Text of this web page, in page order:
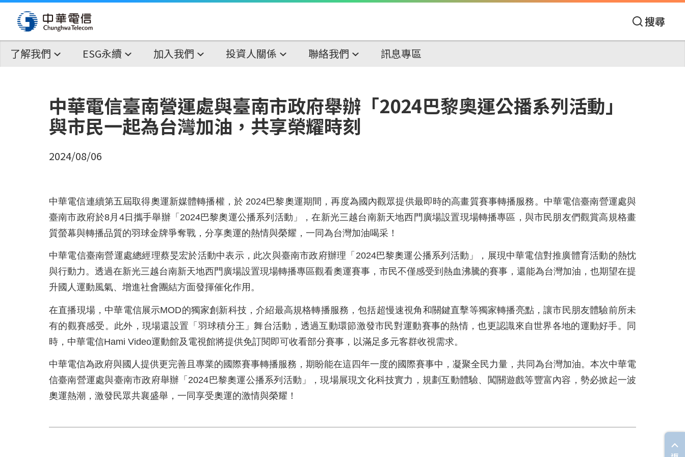
搜尋
了解我們 ESG永續 加入我們 投資人關係 聯絡我們 訊息專區
中華電信臺南營運處與臺南市政府舉辦「2024巴黎奧運公播系列活動」
與市民一起為台灣加油，共享榮耀時刻
2024/08/06
中華電信連續第五屆取得奧運新媒體轉播權，於 2024巴黎奧運期間，再度為國內觀眾提供最即時的高畫質賽事轉播服務。中華電信臺南營運處與
臺南市政府於8月4日攜手舉辦「2024巴黎奧運公播系列活動」，在新光三越台南新天地西門廣場設置現場轉播專區，與市民朋友們觀賞高規格畫
質螢幕與轉播品質的羽球金牌爭奪戰，分享奧運的熱情與榮耀，一同為台灣加油喝采！
中華電信臺南營運處總經理蔡旻宏於活動中表示，此次與臺南市政府辦理「2024巴黎奧運公播系列活動」，展現中華電信對推廣體育活動的熱忱
與行動力。透過在新光三越台南新天地西門廣場設置現場轉播專區觀看奧運賽事，市民不僅感受到熱血沸騰的賽事，還能為台灣加油，也期望在提
升國人運動風氣、增進社會團結方面發揮催化作用。
在直播現場，中華電信展示MOD的獨家創新科技，介紹最高規格轉播服務，包括超慢速視角和關鍵直擊等獨家轉播亮點，讓市民朋友體驗前所未
有的觀賽感受。此外，現場還設置「羽球積分王」舞台活動，透過互動環節激發市民對運動賽事的熱情，也更認識來自世界各地的運動好手。同
時，中華電信Hami Video運動館及電視館將提供免訂閱即可收看部分賽事，以滿足多元客群收視需求。
中華電信為政府與國人提供更完善且專業的國際賽事轉播服務，期盼能在這四年一度的國際賽事中，凝聚全民力量，共同為台灣加油。本次中華電
信臺南營運處與臺南市政府舉辦「2024巴黎奧運公播系列活動」，現場展現文化科技實力，規劃互動體驗、闖關遊戲等豐富內容，勢必掀起一波
奧運熱潮，激發民眾共襄盛舉，一同享受奧運的激情與榮耀！